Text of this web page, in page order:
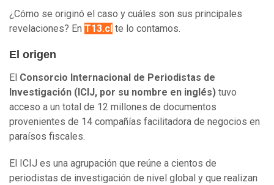
¿Cómo se originó el caso y cuáles son sus principales
revelaciones? En T13.cl te lo contamos.
El origen
El Consorcio Internacional de Periodistas de
Investigación (ICIJ, por su nombre en inglés) tuvo
acceso a un total de 12 millones de documentos
provenientes de 14 compañías facilitadora de negocios en
paraísos fiscales.
El ICIJ es una agrupación que reúne a cientos de
periodistas de investigación de nivel global y que realizan